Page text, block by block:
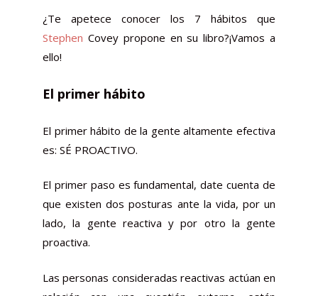
¿Te apetece conocer los 7 hábitos que
Stephen Coveypropone en su libro?¡Vamos a
ello!
El primer hábito
El primer hábito de la gente altamente efectiva
es: SÉ PROACTIVO.
El primer paso es fundamental, date cuenta de
que existen dos posturas ante la vida, por un
lado, la gente reactiva y por otro la gente
proactiva.
Las personas consideradas reactivas actúan en